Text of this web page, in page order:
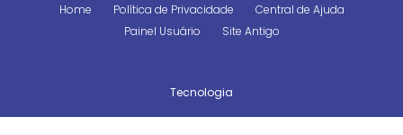
Home Política de Privacidade
Central de Ajuda
Painel Usuário
Site Antigo
Tecnologia